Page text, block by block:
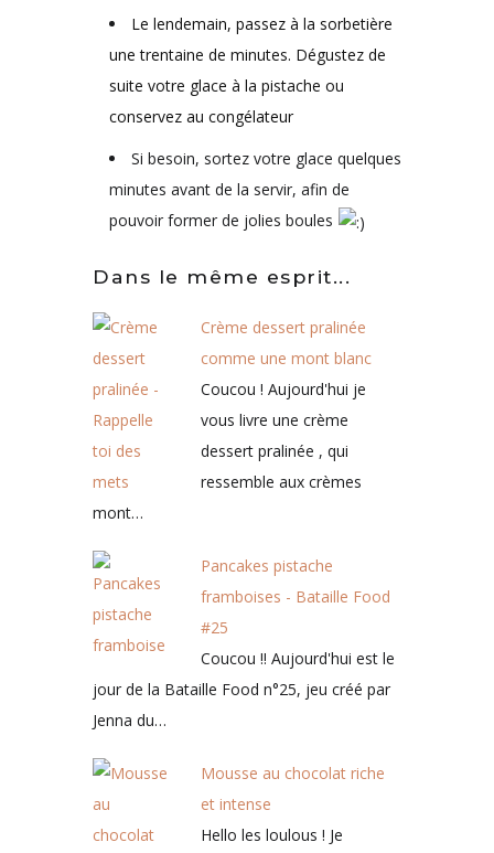
Le lendemain, passez à la sorbetière
une trentaine de minutes. Dégustez de
suite votre glace à la pistache ou
conservez au congélateur
Si besoin, sortez votre glace quelques
minutes avant de la servir, afin de
pouvoir former de jolies boules
Dans le même esprit...
Crème dessert pralinée
comme une mont blanc
Coucou ! Aujourd'hui je
vous livre une crème
dessert pralinée , qui
ressemble aux crèmes
mont…
Pancakes pistache
framboises - Bataille Food
#25
Coucou !! Aujourd'hui est le
jour de la Bataille Food n°25, jeu créé par
Jenna du…
Mousse au chocolat riche
et intense
Hello les loulous ! Je